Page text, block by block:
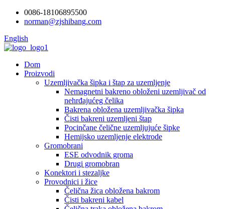
0086-18106895500
norman@zjshibang.com
English
Dom
Proizvodi
Uzemljivačka šipka i štap za uzemljenje
Nemagnetni bakreno obloženi uzemljivač od
nehrđajućeg čelika
Bakrena obložena uzemljivačka šipka
Čisti bakreni uzemljeni štap
Pocinčane čelične uzemljujuće šipke
Hemijsko uzemljenje elektrode
Gromobrani
ESE odvodnik groma
Drugi gromobran
Konektori i stezaljke
Provodnici i žice
Čelična žica obložena bakrom
Čisti bakreni kabel